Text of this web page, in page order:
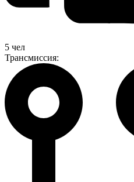
5 чел
Трансмиссия: